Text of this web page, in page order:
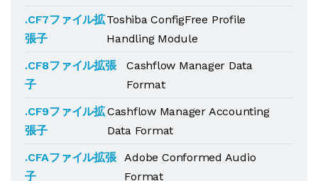
.CF7ファイル拡
張子
Toshiba ConfigFree Profile
Handling Module
.CF8ファイル拡張
子
Cashflow Manager Data
Format
.CF9ファイル拡
張子
Cashflow Manager Accounting
Data Format
.CFAファイル拡張
子
Adobe Conformed Audio
Format